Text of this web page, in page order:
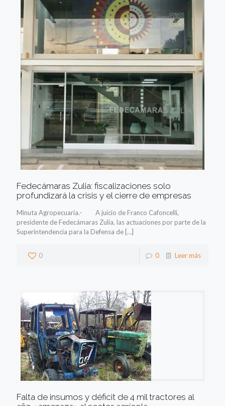
Fedecámaras Zulia: fiscalizaciones solo
profundizará la crisis y el cierre de empresas
Minuta Agropecuaria.- A juicio de Franco Cafoncelli,
presidente de Fedecámaras Zulia, las actuaciones por parte de la
Superintendencia para la Defensa de […]
0 0 Leer más
Falta de insumos y déficit de 4 mil tractores al